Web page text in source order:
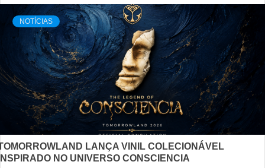
NOTÍCIAS
LANÇA VINIL COLECIONÁVEL
NO UNIVERSO CONSCIENCIA